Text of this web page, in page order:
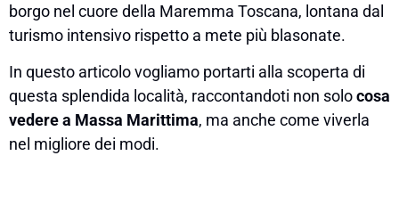
borgo nel cuore della Maremma Toscana, lontana dal
turismo intensivo rispetto a mete più blasonate.
In questo articolo vogliamo portarti alla scoperta di
questa splendida località, raccontandoti non solocosa
vedere a Massa Marittima, ma anche come viverla
nel migliore dei modi.